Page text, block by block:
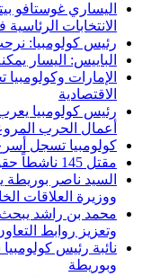
اليساري غوستافو
الانتخابات
رئيس كولومبيا:
الباييس: اليسار
الإمارات
الاقتصادية
رئيس كولومبيا
أعمال الحرب
كولومبيا تسجل أسرع
مقتل 145 ناشطاً حقوقياً في كولومبيا عام 2021
السيد ناصر بوريطة
ووزيرة العلاقات
محمد بن راشد يبحث
وتعزيز روابط
نائبة رئيس
وبوريطة